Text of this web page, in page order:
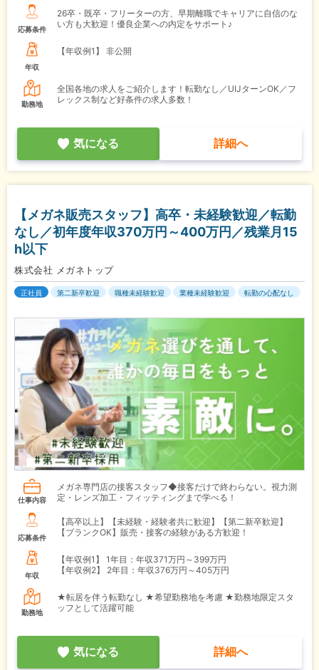
応募条件
26卒・既卒・フリーターの方、早期離職でキャリアに自信のな
い方も大歓迎！優良企業への内定をサポート♪
年収
【年収例1】 非公開
勤務地
全国各地の求人をご紹介します！転勤なし／UIJターンOK／フ
レックス制など好条件の求人多数！
気になる 詳細へ
【メガネ販売スタッフ】高卒・未経験歓迎／転勤
なし／初年度年収370万円～400万円／残業月15
h以下
株式会社 メガネトップ
正社員 第二新卒歓迎 職種未経験歓迎 業種未経験歓迎 転勤の心配なし
仕事内容
メガネ専門店の接客スタッフ◆接客だけで終わらない。視力測
定・レンズ加工・フィッティングまで学べる！
応募条件
【高卒以上】【未経験・経験者共に歓迎】【第二新卒歓迎】
【ブランクOK】販売・接客の経験がある方歓迎！
年収
【年収例1】
1年目：年収371万円～399万円
【年収例2】
2年目：年収376万円～405万円
勤務地
★転居を伴う転勤なし ★希望勤務地を考慮 ★勤務地限定スタ
ッフとして活躍可能
気になる 詳細へ